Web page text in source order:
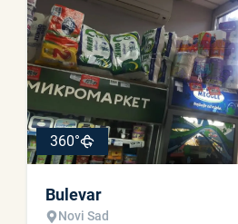
360°
Bulevar
Novi Sad